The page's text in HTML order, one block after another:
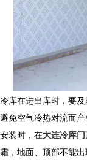
冷库在进出库时，要
避免空气冷热对流而
安装时，在大连冷库门
霜，地面、顶部不能出